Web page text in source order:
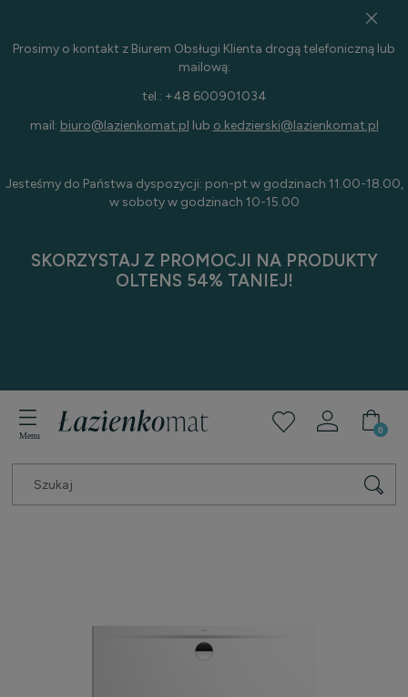
Prosimy o kontakt z Biurem Obsługi Klienta drogą telefoniczną lub
mailową:
tel.: +48 600901034
mail: biuro@lazienkomat.pl lub o.kedzierski@lazienkomat.pl
Jesteśmy do Państwa dyspozycji: pon-pt w godzinach 11.00-18.00,
w soboty w godzinach 10-15.00
SKORZYSTAJ Z PROMOCJI NA PRODUKTY
OLTENS 54% TANIEJ!